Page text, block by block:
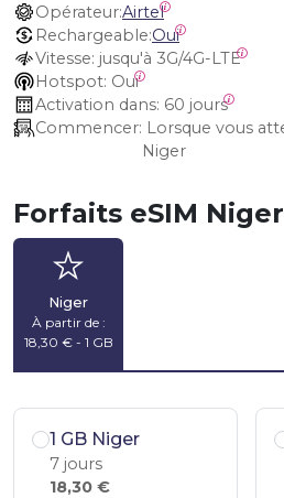
Opérateur:Airtel
Rechargeable:Oui
Vitesse: jusqu'à 3G/4G-LTE
Hotspot: Oui
Activation dans: 60 jours
Commencer:
Niger
Forfaits eSIM Niger
Niger
À partir de :
18,30 € - 1 GB
1 GB Niger
7 jours
18,30 €